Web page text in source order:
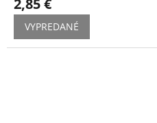
2,85 €
VYPREDANÉ